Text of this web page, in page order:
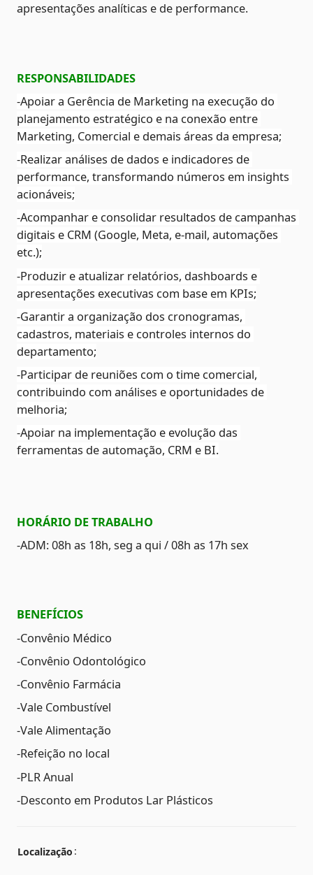
apresentações analíticas e de performance.
RESPONSABILIDADES
-Apoiar a Gerência de Marketing na execução do
planejamento estratégico e na conexão entre
Marketing, Comercial e demais áreas da empresa;
-Realizar análises de dados e indicadores de
performance, transformando números em insights
acionáveis;
-Acompanhar e consolidar resultados de campanhas
digitais e CRM (Google, Meta, e-mail, automações
etc.);
-Produzir e atualizar relatórios, dashboards e
apresentações executivas com base em KPIs;
-Garantir a organização dos cronogramas,
cadastros, materiais e controles internos do
departamento;
-Participar de reuniões com o time comercial,
contribuindo com análises e oportunidades de
melhoria;
-Apoiar na implementação e evolução das
ferramentas de automação, CRM e BI.
HORÁRIO DE TRABALHO
-ADM: 08h as 18h, seg a qui / 08h as 17h sex
BENEFÍCIOS
-Convênio Médico
-Convênio Odontológico
-Convênio Farmácia
-Vale Combustível
-Vale Alimentação
-Refeição no local
-PLR Anual
-Desconto em Produtos Lar Plásticos
Localização